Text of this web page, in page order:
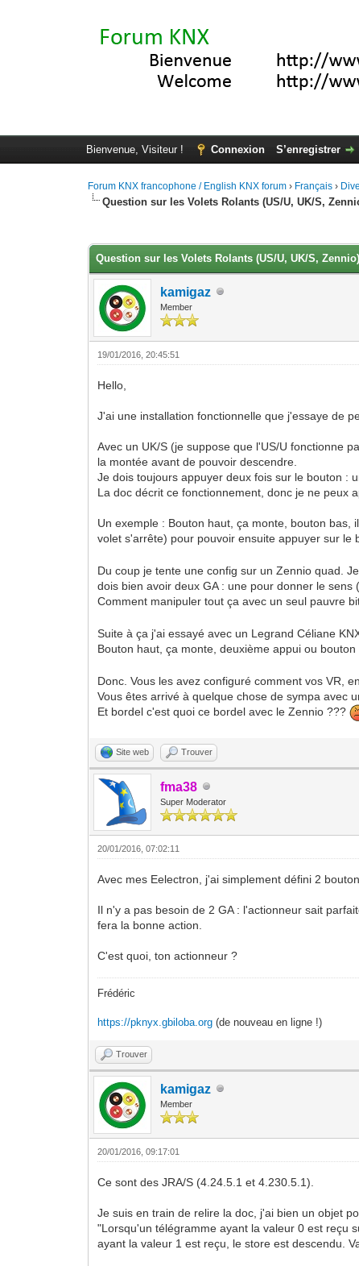
Bienvenue, Visiteur ! Connexion S’enregistrer
Forum KNX francophone / English KNX forum › Français ›
Question sur les Volets Rolants (US/U, UK/S,
Question sur les Volets Rolants (US/U, UK/S, Zennio)
kamigaz
Member
19/01/2016, 20:45:51
Hello,
J'ai une installation fonctionnelle que j'essaye de
Avec un UK/S (je suppose que l'US/U fonctionne
la montée avant de pouvoir descendre.
Je dois toujours appuyer deux fois sur le bouton :
La doc décrit ce fonctionnement, donc je ne peux
Un exemple : Bouton haut, ça monte, bouton
volet s'arrête) pour pouvoir ensuite appuyer sur le
Du coup je tente une config sur un Zennio quad.
dois bien avoir deux GA : une pour donner le
Comment manipuler tout ça avec un seul pauvre
Suite à ça j'ai essayé avec un Legrand Céliane
Bouton haut, ça monte, deuxième appui ou
Donc. Vous les avez configuré comment vos VR,
Vous êtes arrivé à quelque chose de sympa avec
Et bordel c'est quoi ce bordel avec le Zennio ???
Site web Trouver
fma38
Super Moderator
20/01/2016, 07:02:11
Avec mes Eelectron, j'ai simplement défini 2
Il n'y a pas besoin de 2 GA : l'actionneur sait
fera la bonne action.
C'est quoi, ton actionneur ?
Frédéric
https://pknyx.gbiloba.org (de nouveau en ligne !)
Trouver
kamigaz
Member
20/01/2016, 09:17:01
Ce sont des JRA/S (4.24.5.1 et 4.230.5.1).
Je suis en train de relire la doc, j'ai bien un objet
"Lorsqu'un télégramme ayant la valeur 0 est reçu
ayant la valeur 1 est reçu, le store est descendu.